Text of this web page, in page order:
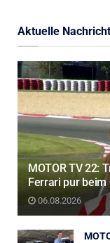
Aktuelle
MOTOR TV 22:
Ferrari pur
06.08.2026